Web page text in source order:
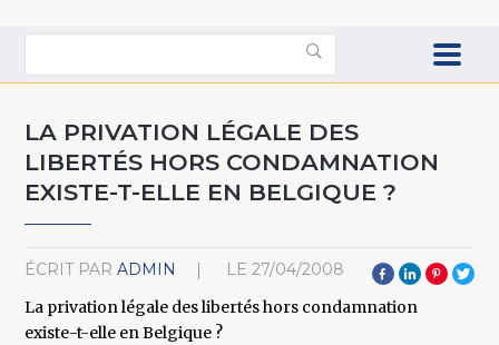
LA PRIVATION LÉGALE DES
LIBERTÉS HORS CONDAMNATION
EXISTE-T-ELLE EN BELGIQUE ?
ÉCRIT PAR ADMIN LE 27/04/2008
La privation légale des libertés hors condamnation
existe-t-elle en Belgique ?